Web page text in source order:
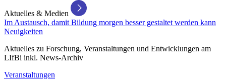
Aktuelles & Medien
Im Austausch, damit Bildung morgen besser gestaltet werden kann
Neuigkeiten
Aktuelles zu Forschung, Veranstaltungen und Entwicklungen am
LIfBi inkl. News-Archiv
Veranstaltungen